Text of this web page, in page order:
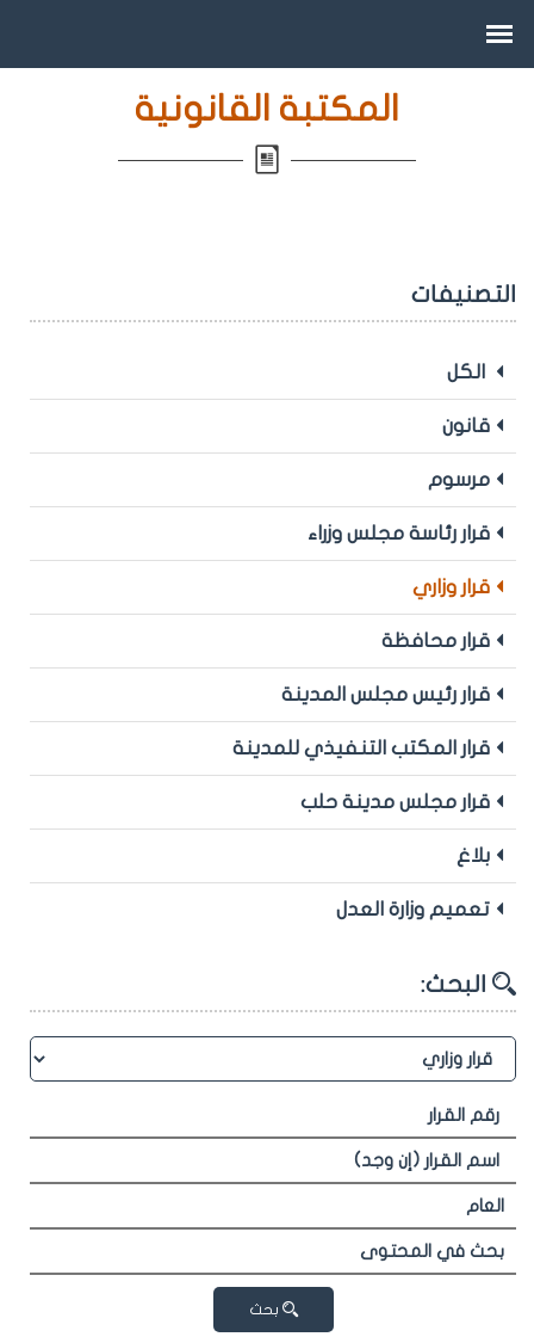
المكتبة القانونية
التصنيفات
الكل
قانون
مرسوم
قرار رئاسة مجلس وزراء
قرار وزاري
قرار محافظة
قرار رئيس مجلس المدينة
قرار المكتب التنفيذي للمدينة
قرار مجلس مدينة حلب
بلاغ
تعميم وزارة العدل
البحث:
بحث